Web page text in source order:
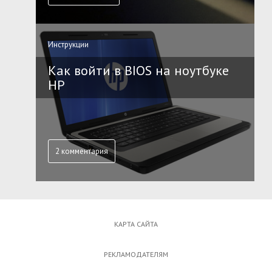
Инструкции
Как войти в BIOS на ноутбуке
HP
2 комментария
КАРТА САЙТА
РЕКЛАМОДАТЕЛЯМ